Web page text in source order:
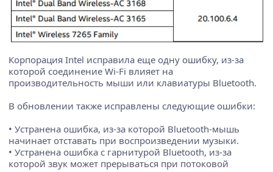
Корпорация Intel исправила еще одну ошибку, из-за
которой соединение Wi-Fi влияет на
производительность мыши или клавиатуры Bluetooth.
В обновлении также исправлены следующие ошибки:
• Устранена ошибка, из-за которой Bluetooth-мышь
начинает отставать при воспроизведении музыки.
• Устранена ошибка с гарнитурой Bluetooth, из-за
которой звук может прерываться при потоковой